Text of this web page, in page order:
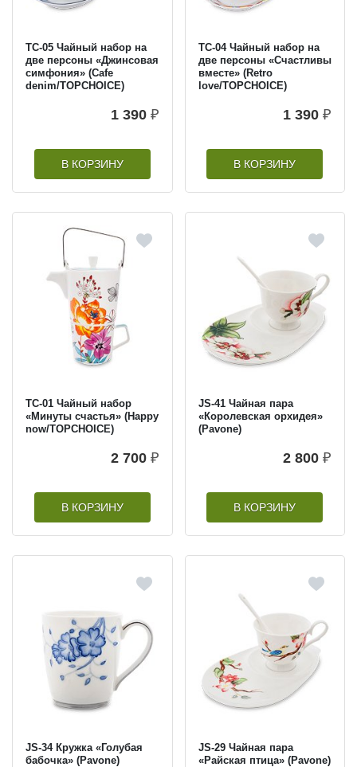
TC-05 Чайный набор на
две персоны «Джинсовая
симфония» (Cafe
denim/TOPCHOICE)
1 390 ₽
В КОРЗИНУ
TC-04 Чайный набор на
две персоны «Счастливы
вместе» (Retro
love/TOPCHOICE)
1 390 ₽
В КОРЗИНУ
TC-01 Чайный набор
«Минуты счастья» (Happy
now/TOPCHOICE)
2 700 ₽
В КОРЗИНУ
JS-41 Чайная пара
«Королевская орхидея»
(Pavone)
2 800 ₽
В КОРЗИНУ
JS-34 Кружка «Голубая
бабочка» (Pavone)
JS-29 Чайная пара
«Райская птица» (Pavone)